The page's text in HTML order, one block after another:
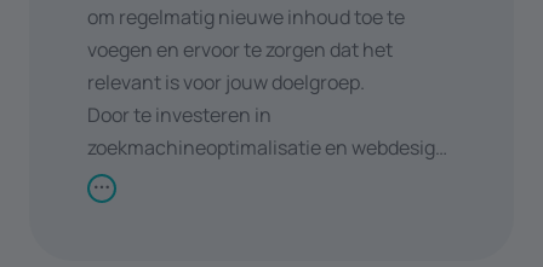
om regelmatig nieuwe inhoud toe te
voegen en ervoor te zorgen dat het
relevant is voor jouw doelgroep.
Door te investeren in
zoekmachineoptimalisatie en webdesign
kan je jouw online aanwezigheid